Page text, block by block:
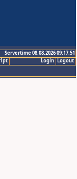
Servertime 08.08.2026 09:17:51
Logout
Login